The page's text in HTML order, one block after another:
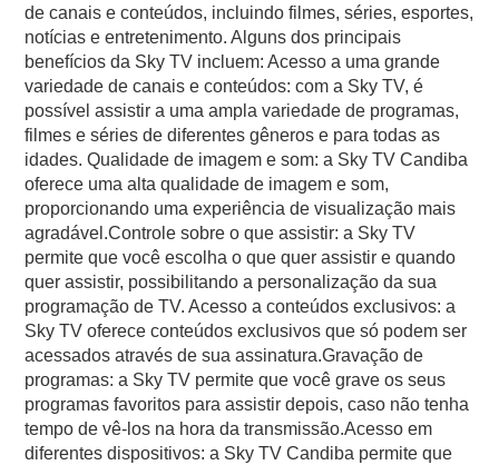
de canais e conteúdos, incluindo filmes, séries, esportes,
notícias e entretenimento. Alguns dos principais
benefícios da Sky TV incluem: Acesso a uma grande
variedade de canais e conteúdos: com a Sky TV, é
possível assistir a uma ampla variedade de programas,
filmes e séries de diferentes gêneros e para todas as
idades. Qualidade de imagem e som: a Sky TV Candiba
oferece uma alta qualidade de imagem e som,
proporcionando uma experiência de visualização mais
agradável.Controle sobre o que assistir: a Sky TV
permite que você escolha o que quer assistir e quando
quer assistir, possibilitando a personalização da sua
programação de TV. Acesso a conteúdos exclusivos: a
Sky TV oferece conteúdos exclusivos que só podem ser
acessados através de sua assinatura.Gravação de
programas: a Sky TV permite que você grave os seus
programas favoritos para assistir depois, caso não tenha
tempo de vê-los na hora da transmissão.Acesso em
diferentes dispositivos: a Sky TV Candiba permite que